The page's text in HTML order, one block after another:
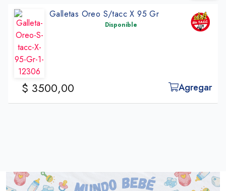
Chocoarroz Dulce De Leche X 25 Gr
Disponible
$ 1090,00